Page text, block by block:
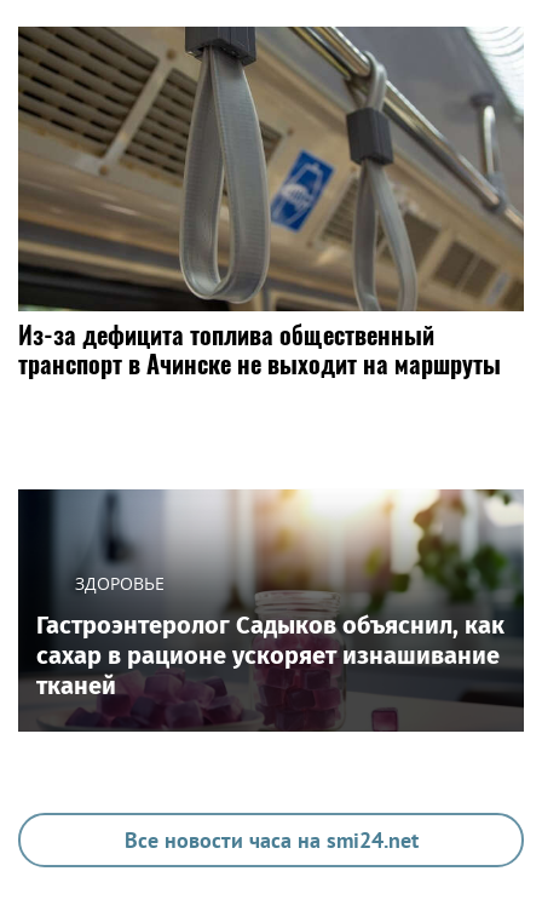
Из-за дефицита топлива общественный
транспорт в Ачинске не выходит на маршруты
ЗДОРОВЬЕ
Гастроэнтеролог Садыков объяснил, как
сахар в рационе ускоряет изнашивание
тканей
Все новости часа на smi24.net